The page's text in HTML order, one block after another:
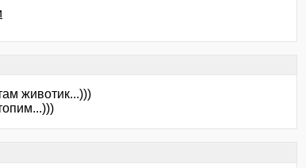
животик...)))